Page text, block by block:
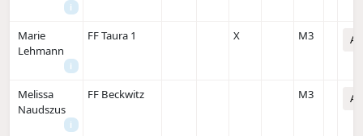
i
Marie
Lehmann
i
FF Taura 1 X M3
Melissa
Naudszus
i
FF Beckwitz M3